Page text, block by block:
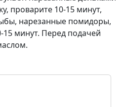
проварите 10-15 минут,
нарезанные помидоры,
минут. Перед подачей